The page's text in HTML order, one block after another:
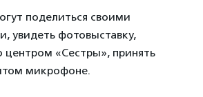
поделиться своими
увидеть фотовыставку,
центром «Сестры», принять
микрофоне.